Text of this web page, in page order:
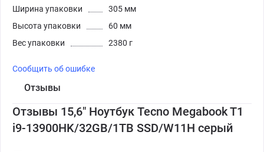
Ширина упаковки
305 мм
Высота упаковки
60 мм
Вес упаковки
2380 г
Сообщить об ошибке
Отзывы
Отзывы 15,6" Ноутбук Tecno Megabook T1
i9-13900HK/32GB/1TB SSD/W11H серый